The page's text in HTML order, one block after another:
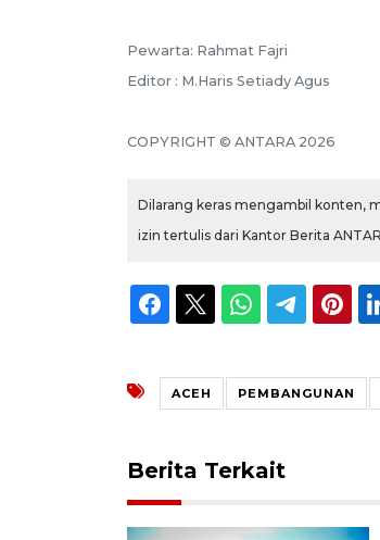
Pewarta: Rahmat Fajri
Editor : M.Haris Setiady Agus
COPYRIGHT © ANTARA 2026
Dilarang keras mengambil konten,
izin tertulis dari Kantor Berita
ACEH PEMBANGUNAN
Berita Terkait